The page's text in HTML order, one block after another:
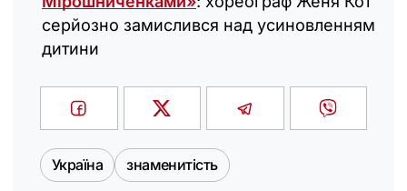
серйозно замислився над усиновленням
дитини
Україна знаменитість